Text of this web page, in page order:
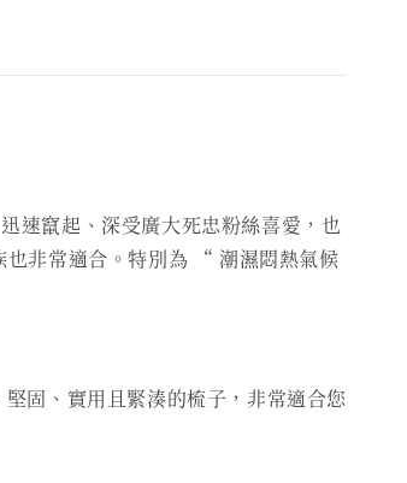
速竄起、深受廣大死忠粉絲喜愛，也
也非常適合。特別為 “ 潮濕悶熱氣候
固、實用且緊湊的梳子，非常適合您